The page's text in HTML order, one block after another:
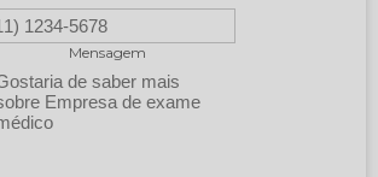
Mensagem